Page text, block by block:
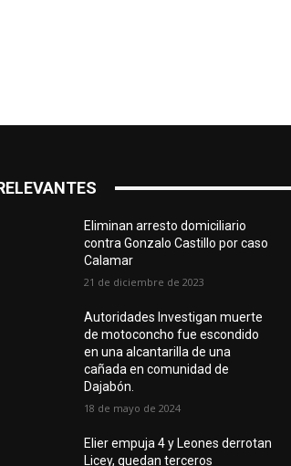
Eliminan arresto domiciliario
contra Gonzalo Castillo por caso
Calamar
21 de diciembre de 2023
Autoridades Investigan muerte
de motoconcho fue escondido
en una alcantarilla de una
cañada en comunidad de
Dajabón.
18 de mayo de 2024
Elier empuja 4 y Leones derrotan
Licey, quedan terceros